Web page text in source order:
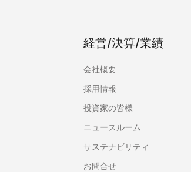
経営/決算/業績
会社概要
採用情報
投資家の皆様
ニュースルーム
サステナビリティ
お問合せ